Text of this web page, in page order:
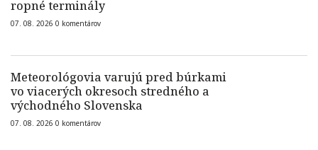
ropné terminály
07. 08. 2026 0 komentárov
Meteorológovia varujú pred búrkami
vo viacerých okresoch stredného a
východného Slovenska
07. 08. 2026 0 komentárov